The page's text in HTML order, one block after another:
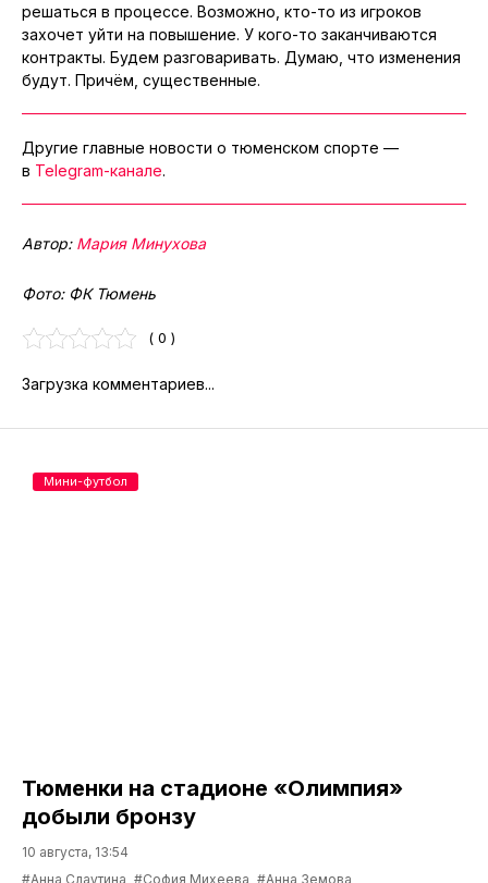
решаться в процессе. Возможно, кто-то из игроков
захочет уйти на повышение. У кого-то заканчиваются
контракты. Будем разговаривать. Думаю, что изменения
будут. Причём, существенные.
Другие главные новости о тюменском спорте —
в Telegram-канале.
Автор: Мария Минухова
Фото: ФК Тюмень
( 0 )
Загрузка комментариев...
Тюменки на стадионе «Олимпия»
добыли бронзу
10 августа, 13:54
#Анна Слаутина #София Михеева #Анна Земова
Мини-футбол